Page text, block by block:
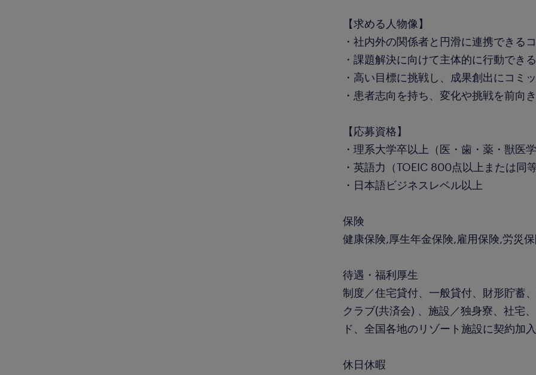
【求める人物像】
・社内外の関係者と円滑に連携できる
・課題解決に向けて主体的に行動でき
・高い目標に挑戦し、成果創出にコミ
・患者志向を持ち、変化や挑戦を前向
【応募資格】
・理系大学卒以上（医・歯・薬・獣医学
・英語力（TOEIC 800点以上または同
・日本語ビジネスレベル以上
保険
健康保険,厚生年金保険,雇用保険,労災
待遇・福利厚生
制度／住宅貸付、一般貸付、財形貯蓄
クラブ(共済会) 、施設／独身寮、社宅
ド、全国各地のリゾート施設に契約加入
休日休暇